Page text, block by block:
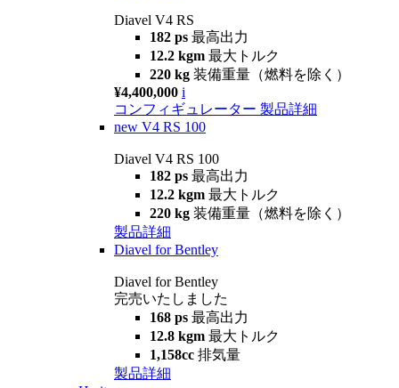
Diavel V4 RS
182 ps 最高出力
12.2 kgm 最大トルク
220 kg 装備重量（燃料を除く）
¥4,400,000 i
コンフィギュレーター 製品詳細
new V4 RS 100
Diavel V4 RS 100
182 ps 最高出力
12.2 kgm 最大トルク
220 kg 装備重量（燃料を除く）
製品詳細
Diavel for Bentley
Diavel for Bentley
完売いたしました
168 ps 最高出力
12.8 kgm 最大トルク
1,158cc 排気量
製品詳細